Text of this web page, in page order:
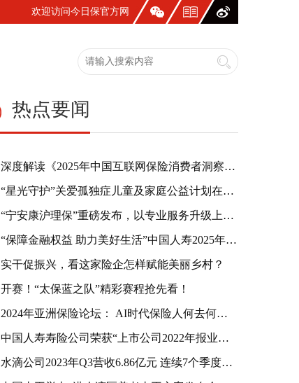
欢迎访问今日保官方网
热点要闻
深度解读《2025年中国互联网保险消费者洞察报告》：一张保单，照见国人生活新模样
“星光守护”关爱孤独症儿童及家庭公益计划在蓉温情启幕
“宁安康沪理保”重磅发布，以专业服务升级上海市民养老保障
“保障金融权益 助力美好生活”中国人寿2025年金融教育宣传周活动精彩纷呈
实干促振兴，看这家险企怎样赋能美丽乡村？
开赛！“太保蓝之队”精彩赛程抢先看！
2024年亚洲保险论坛： AI时代保险人何去何从？
中国人寿寿险公司荣获“上市公司2022年报业绩说明会最佳实践”奖项
水滴公司2023年Q3营收6.86亿元 连续7个季度实现盈利